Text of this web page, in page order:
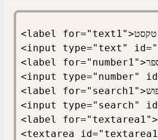
<input type="text"
<input type="number"
<input type="search"
<textarea